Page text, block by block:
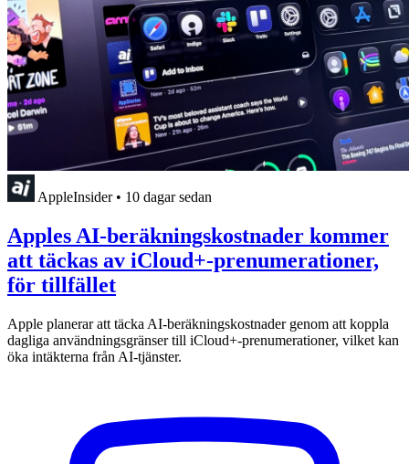
AppleInsider • 10 dagar sedan
Apples AI-beräkningskostnader kommer
att täckas av iCloud+-prenumerationer,
för tillfället
Apple planerar att täcka AI-beräkningskostnader genom att koppla
dagliga användningsgränser till iCloud+-prenumerationer, vilket kan
öka intäkterna från AI-tjänster.